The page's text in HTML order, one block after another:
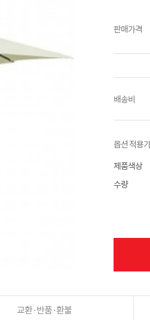
판매가격
배송비
옵션 적용
제품색상
수량
교환·반품·환불